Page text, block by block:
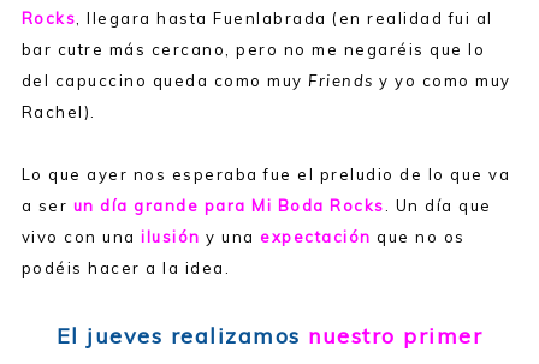
Rocks, llegara hasta Fuenlabrada (en realidad fui al
bar cutre más cercano, pero no me negaréis que lo
del capuccino queda como muy Friends y yo como muy
Rachel).
Lo que ayer nos esperaba fue el preludio de lo que va
a ser un día grande para Mi Boda Rocks. Un día que
vivo con unailusión y unaexpectación que no os
podéis hacer a la idea.
El jueves realizamos nuestro primer